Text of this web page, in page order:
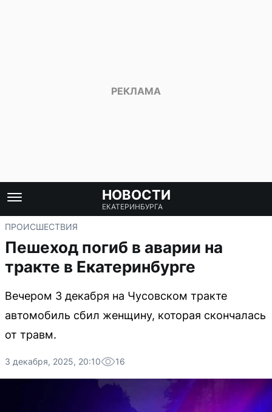
НОВОСТИ
ЕКАТЕРИНБУРГА
ПРОИСШЕСТВИЯ
Пешеход погиб в аварии на
тракте в Екатеринбурге
Вечером 3 декабря на Чусовском тракте
автомобиль сбил женщину, которая скончалась
от травм.
3 декабря, 2025, 20:10 16